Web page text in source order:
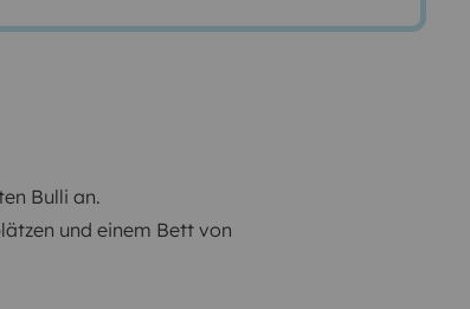
Bulli an.
und einem Bett von
auf Wunsch